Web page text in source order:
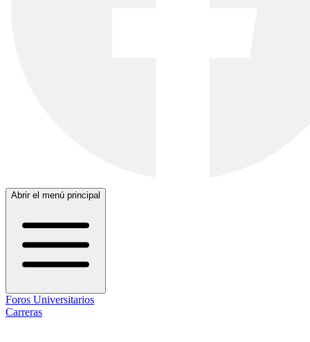
Abrir el menú principal
Foros Universitarios
Carreras